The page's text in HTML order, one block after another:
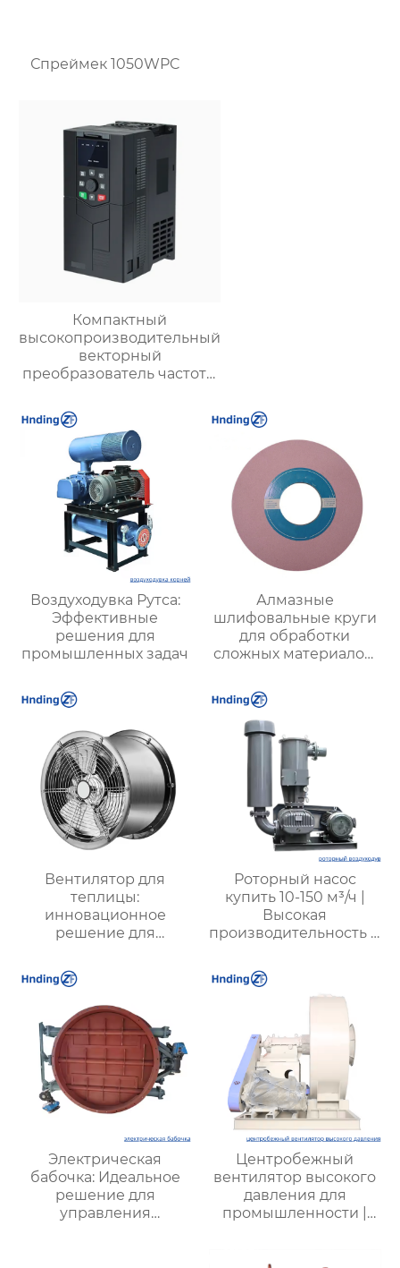
Спреймек 1050WPC
Компактный
высокопроизводительный
векторный
преобразователь частоты
Воздуходувка Рутса:
Эффективные
решения для
промышленных задач
Алмазные
шлифовальные круги
для обработки
сложных материалов:
авиационных
двигателей и турбин
Вентилятор для
теплицы:
инновационное
решение для
микроклимата в
теплицах и
агропредприятиях
Роторный насос
купить 10-150 м³/ч |
Высокая
производительность и
промышленности от
Электрическая
бабочка: Идеальное
решение для
управления
Центробежный
вентилятор высокого
давления для
промышленности |